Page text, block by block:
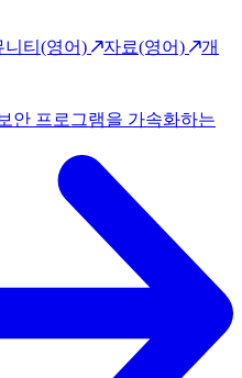
니티(영어) 자료(영어)
개
안 프로그램을 가속화하는